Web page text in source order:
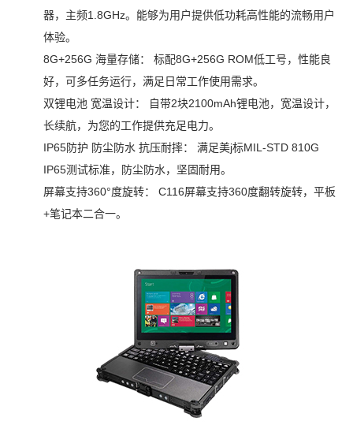
器，主频1.8GHz。能够为用户提供低功耗高性能的流畅用户
体验。
8G+256G 海量存储： 标配8G+256G ROM低工号，性能良
好，可多任务运行，满足日常工作使用需求。
双锂电池 宽温设计： 自带2块2100mAh锂电池，宽温设计，
长续航，为您的工作提供充足电力。
IP65防护 防尘防水 抗压耐摔： 满足美j标MIL-STD 810G
IP65测试标准，防尘防水，坚固耐用。
屏幕支持360°度旋转： C116屏幕支持360度翻转旋转，平板
+笔记本二合一。